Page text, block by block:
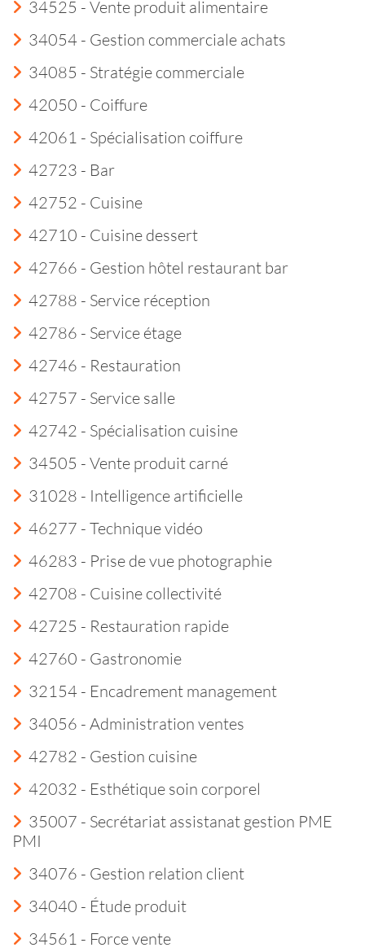
34525 - Vente produit alimentaire
34054 - Gestion commerciale achats
34085 - Stratégie commerciale
42050 - Coiffure
42061 - Spécialisation coiffure
42723 - Bar
42752 - Cuisine
42710 - Cuisine dessert
42766 - Gestion hôtel restaurant bar
42788 - Service réception
42786 - Service étage
42746 - Restauration
42757 - Service salle
42742 - Spécialisation cuisine
34505 - Vente produit carné
31028 - Intelligence artificielle
46277 - Technique vidéo
46283 - Prise de vue photographie
42708 - Cuisine collectivité
42725 - Restauration rapide
42760 - Gastronomie
32154 - Encadrement management
34056 - Administration ventes
42782 - Gestion cuisine
42032 - Esthétique soin corporel
35007 - Secrétariat assistanat gestion PME
PMI
34076 - Gestion relation client
34040 - Étude produit
34561 - Force vente